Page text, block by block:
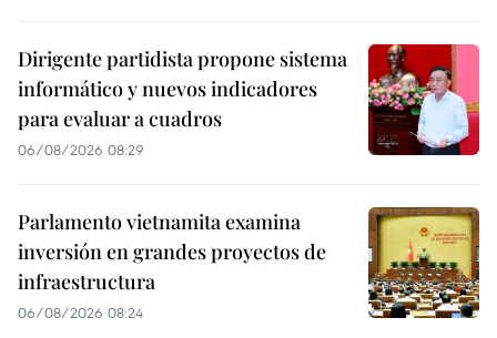
Dirigente partidista propone sistema
informático y nuevos indicadores
para evaluar a cuadros
06/08/2026 08:29
Parlamento vietnamita examina
inversión en grandes proyectos de
infraestructura
06/08/2026 08:24